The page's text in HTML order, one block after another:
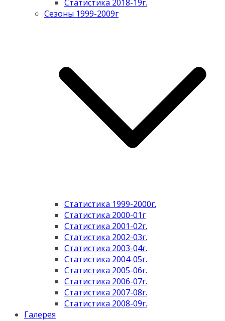
Статистика 2018-19г.
Сезоны 1999-2009г
Статистика 1999-2000г.
Статистика 2000-01г
Статистика 2001-02г.
Статистика 2002-03г.
Статистика 2003-04г.
Статистика 2004-05г.
Статистика 2005-06г.
Статистика 2006-07г.
Статистика 2007-08г.
Статистика 2008-09г.
Галерея